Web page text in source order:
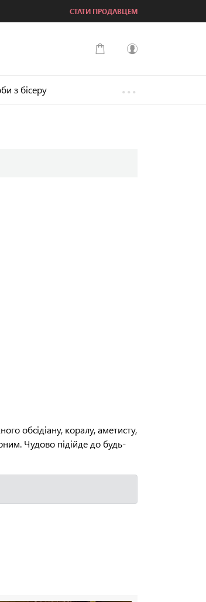
СТАТИ ПРОДАВЦЕМ
...
з бісеру
обсідіану, коралу, аметисту,
Чудово підійде до будь-